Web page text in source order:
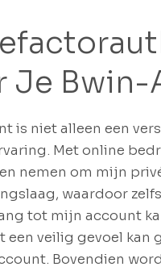
Je
is niet alleen een
Met online
nemen om mijn
waardoor
tot mijn account
veilig gevoel kan
Bovendien